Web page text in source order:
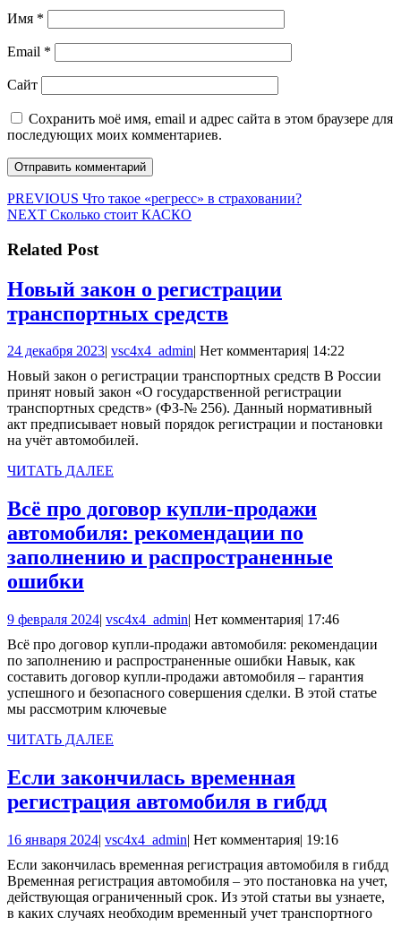
Имя *
Email *
Сайт
Сохранить моё имя, email и адрес сайта в этом браузере для
последующих моих комментариев.
Навигация
по
записям
PREVIOUS Предыдущая
запись:
Что такое «регресс» в страховании?
NEXT Следующая
Сколько стоит КАСКО
Related Post
Новый закон о регистрации
транспортных средствНовый
о
регистрации
транспортных
средств
24 декабря 202324
2023
vsc4x4_adminvsc4x4_admin
Нет комментария 14:22
Новый закон о регистрации транспортных средств В России
принят новый закон «О государственной регистрации
транспортных средств» (ФЗ-№ 256). Данный нормативный
акт предписывает новый порядок регистрации и постановки
на учёт автомобилей.
ЧИТАТЬ ДАЛЕЕ
Всё про договор купли-продажи
автомобиля: рекомендации по
заполнению и распространенные
ошибкиВсё
договор
купли-
продажи
автомобиля:
по
заполнению
и
ошибки
9 февраля 20249
2024
| vsc4x4_adminvsc4x4_admin
| Нет комментария| 17:46
Всё про договор купли-продажи автомобиля: рекомендации
по заполнению и распространенные ошибки Навык, как
составить договор купли-продажи автомобиля – гарантия
успешного и безопасного совершения сделки. В этой статье
мы рассмотрим ключевые
ЧИТАТЬ ДАЛЕЕ
Если закончилась временная
регистрация автомобиля в гибддЕсли
в
16 января 202416
2024
| vsc4x4_adminvsc4x4_admin
| Нет комментария| 19:16
Если закончилась временная регистрация автомобиля в гибдд
Временная регистрация автомобиля – это постановка на учет,
действующая ограниченный срок. Из этой статьи вы узнаете,
в каких случаях необходим временный учет транспортного